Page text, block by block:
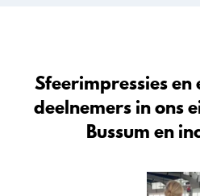
Sfeerimpressies
deelnemers in ons
Bussum en